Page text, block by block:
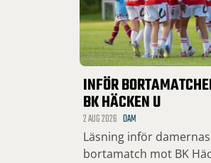
INFÖR
BK HÄCKEN U
2 AUG 2026 DAM
Läsning inför damernas
bortamatch mot BK